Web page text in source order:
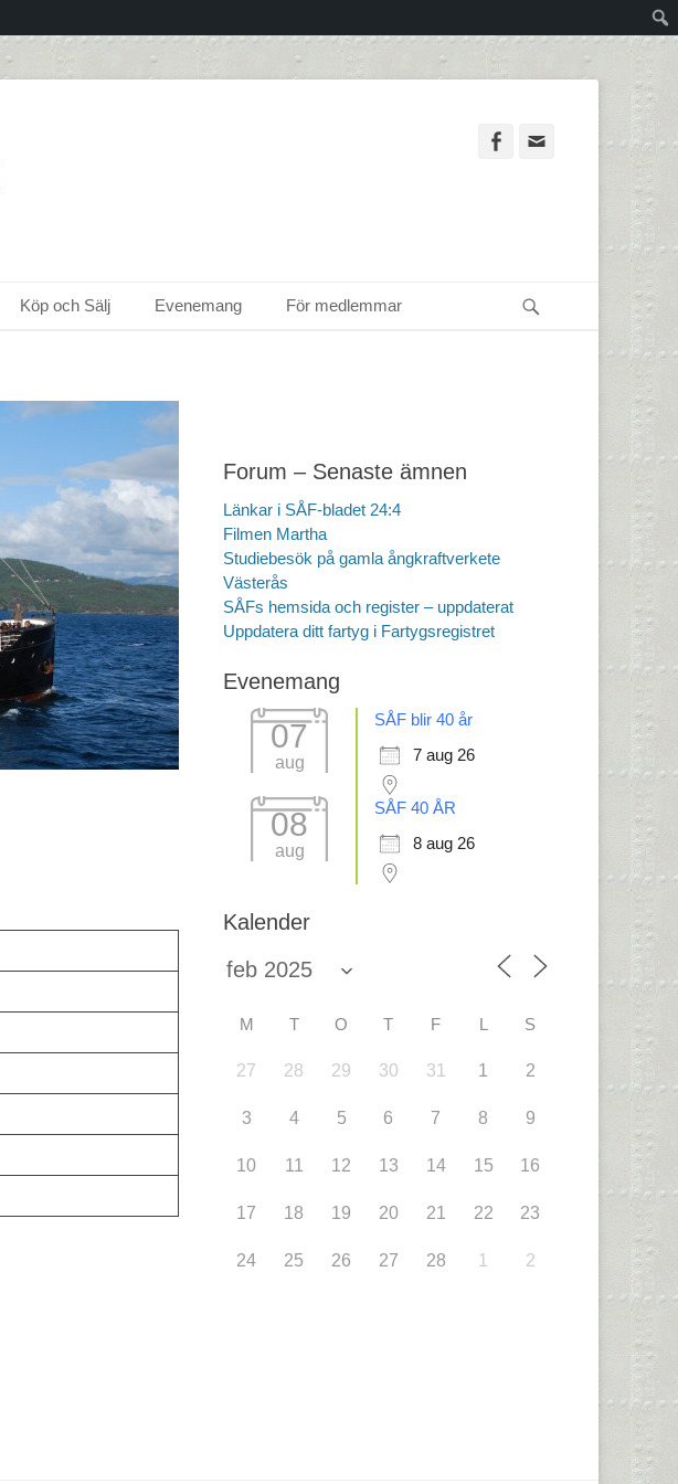
Facebook
Köp och Sälj Evenemang För medlemmar
Forum – Senaste ämnen
Länkar i SÅF-bladet 24:4
Filmen Martha
Studiebesök på gamla ångkraftverkete
Västerås
SÅFs hemsida och register – uppdaterat
Uppdatera ditt fartyg i Fartygsregistret
Evenemang
07
aug
SÅF blir 40 år
7 aug 26
08
aug
SÅF 40 ÅR
8 aug 26
Kalender
M T O T F L S
27 28 29 30 31 1 2
3 4 5 6 7 8 9
10 11 12 13 14 15 16
17 18 19 20 21 22 23
24 25 26 27 28 1 2